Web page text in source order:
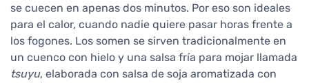
se cuecen en apenas dos minutos. Por eso son ideales
para el calor, cuando nadie quiere pasar horas frente a
los fogones. Los somen se sirven tradicionalmente en
un cuenco con hielo y una salsa fría para mojar llamada
tsuyu, elaborada con salsa de soja aromatizada con